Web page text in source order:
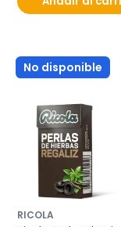
No disponible
RICOLA